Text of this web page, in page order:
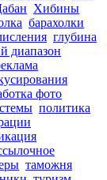
Хибины
барахолки
глубина
диапазон
фото
политика
таможня